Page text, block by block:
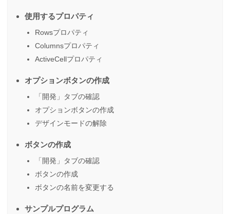
使用するプロパティ
Rowsプロパティ
Columnsプロパティ
ActiveCellプロパティ
オプションボタンの作成
「開発」タブの確認
オプションボタンの作成
デザインモードの解除
ボタンの作成
「開発」タブの確認
ボタンの作成
ボタンの名前を変更する
サンプルプログラム